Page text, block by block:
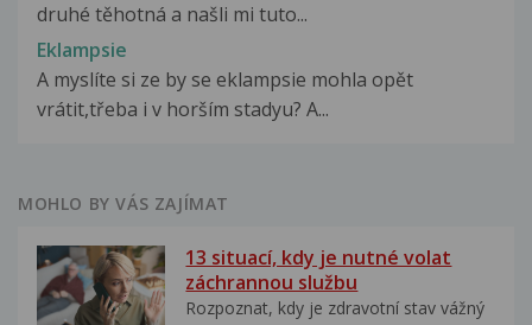
druhé těhotná a našli mi tuto...
Eklampsie
A myslíte si ze by se eklampsie mohla opět
vrátit,třeba i v horším stadyu? A...
MOHLO BY VÁS ZAJÍMAT
13 situací, kdy je nutné volat
záchrannou službu
Rozpoznat, kdy je zdravotní stav vážný